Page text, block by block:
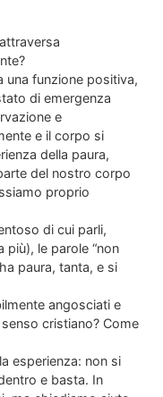
una funzione positiva,
di emergenza
e
e il corpo si
della paura,
del nostro corpo
proprio
di cui parli,
più), le parole “non
paura, tanta, e si
angosciati e
cristiano? Come
esperienza: non si
e basta. In